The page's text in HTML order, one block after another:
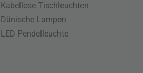
Kabellose Tischleuchten
Dänische Lampen
LED Pendelleuchte